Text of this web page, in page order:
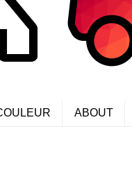
ABOUT